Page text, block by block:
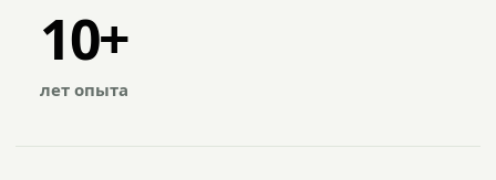
10+
лет опыта